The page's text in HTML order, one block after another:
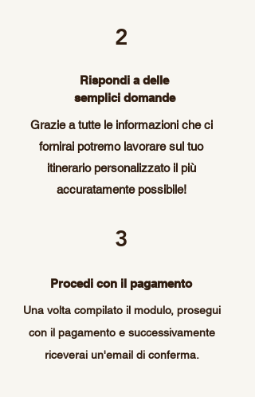
2
Rispondi a delle
semplici domande
Grazie a tutte le informazioni che ci
fornirai potremo lavorare sul tuo
itinerario personalizzato il più
accuratamente possibile!
3
Procedi con il pagamento
Una volta compilato il modulo, prosegui
con il pagamento e successivamente
riceverai un'email di conferma.